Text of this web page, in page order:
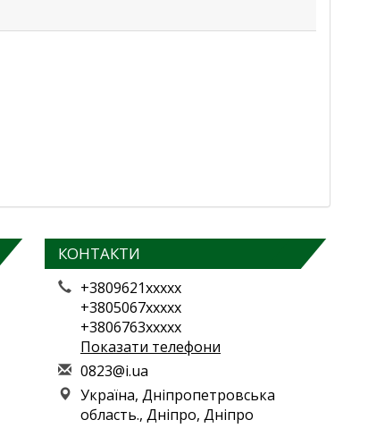
КОНТАКТИ
+3809621xxxxx
+3805067xxxxx
+3806763xxxxx
Показати телефони
0823@i.ua
Україна, Дніпропетровська
область., Дніпро, Дніпро